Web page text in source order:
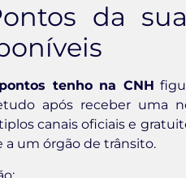
da
tenho na CNH
após receber uma
canais oficiais e
um órgão de trânsito.